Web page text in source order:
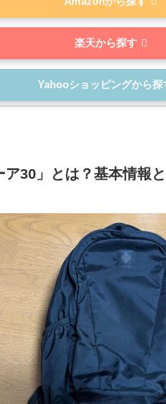
楽天から探す
Yahooショッピングから探
ア30」とは？基本情報